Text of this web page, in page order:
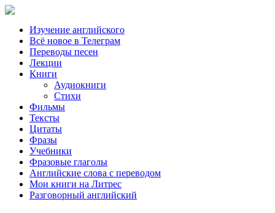
Изучение английского
Всё новое в Телеграм
Переводы песен
Лекции
Книги
Аудиокниги
Стихи
Фильмы
Тексты
Цитаты
Фразы
Учебники
Фразовые глаголы
Английские слова с переводом
Мои книги на Литрес
Разговорный английский